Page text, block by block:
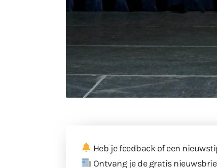
Heb je feedback of een
Ontvang je de gratis